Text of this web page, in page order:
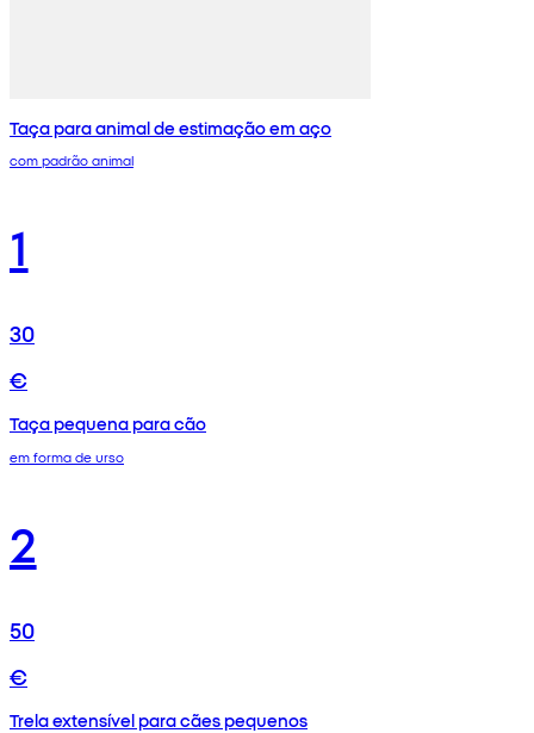
Taça para animal de estimação em aço
com padrão animal
1
30
€
Taça pequena para cão
em forma de urso
2
50
€
Trela extensível para cães pequenos